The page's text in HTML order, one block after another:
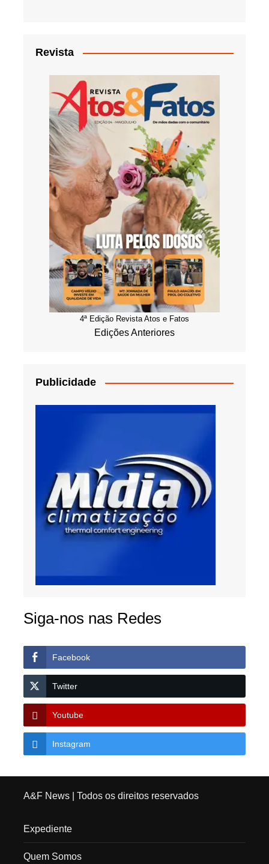
Revista
4ª Edição Revista Atos e Fatos
Edições Anteriores
Publicidade
Siga-nos nas Redes
Facebook
Twitter
Youtube
Instagram
A&F News| Todos os direitos reservados
Expediente
Quem Somos